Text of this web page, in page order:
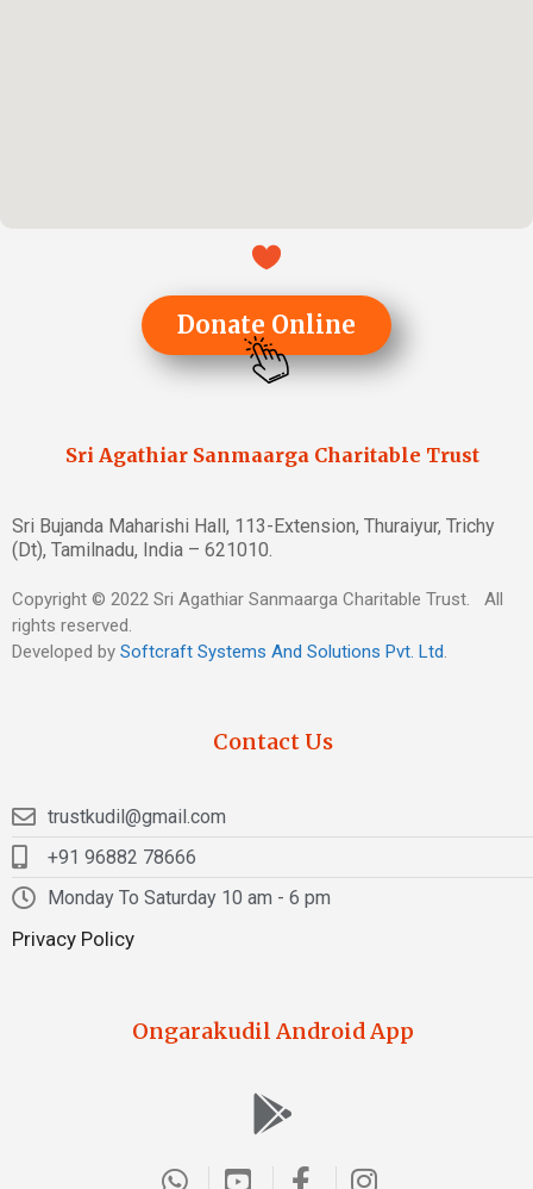
Donate Online
Sri Agathiar Sanmaarga Charitable Trust
Sri Bujanda Maharishi Hall, 113-Extension, Thuraiyur, Trichy
(Dt), Tamilnadu, India – 621010.
Copyright © 2022 Sri Agathiar Sanmaarga Charitable Trust. All
rights reserved.
Developed by Softcraft Systems And Solutions Pvt. Ltd.
Contact Us
trustkudil@gmail.com
+91 96882 78666
Monday To Saturday 10 am - 6 pm
Privacy Policy
Ongarakudil Android App